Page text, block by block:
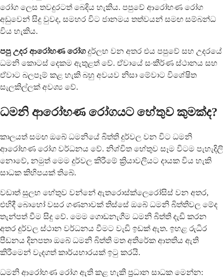
රෝග ලෙස තවදුරටත් බෙදිය හැකිය. පපුවේ ආරෝහණ රෝග
අඩුවෙන් සිදු වුවද, සමහර විට ජානමය තත්වයන් සමඟ සම්බන්ධ
විය හැකිය.
පපු උදර ආරෝහණ රෝගදුර්ලභ වන අතර එය පපුවේ සහ උදරයේ
ධමනි කොටස් දෙකම ඇතුළත් වේ. ඒවායේ සංකීර්ණ ස්ථානය සහ
ඒවාට බලපෑම් කළ හැකි බහු අවයව නිසා මේවාට විශේෂිත
සැලකිල්ලක් අවශ්‍ය වේ.
ධමනි ආරෝහණ රෝගයට හේතුව කුමක්ද?
කාලයත් සමඟ ඔබේ ධමනියේ බිත්ති දුර්වල වන විට ධමනි
ආරෝහණ රෝග වර්ධනය වේ. නිශ්චිත හේතුව සෑම විටම පැහැදිලි
නොවේ, නමුත් මෙම දුර්වල කිරීමේ ක්‍රියාවලියට දායක විය හැකි
සාධක කිහිපයක් තිබේ.
වඩාත් සුලභ හේතුව වන්නේ ඇතරොස්ක්ලෙරෝසිස් වන අතර,
එහිදී බොහෝ වසර ගණනාවක් තිස්සේ ඔබේ ධමනි බිත්තිවල මේද
තැන්පත් වීම සිදු වේ. මෙම ගොඩනැගීම ධමනි බිත්ති දැඩි කරන
අතර දුර්වල ස්ථාන වර්ධනය වීමට වැඩි ඉඩක් ඇත. ඉහළ රුධිර
පීඩනය දිනපතා ඔබේ ධමනි බිත්ති මත අතිරේක ආතතිය ඇති
කිරීමෙන් වැදගත් කාර්යභාරයක් ඉටු කරයි.
ධමනි ආරෝහණ රෝග ඇති කළ හැකි ප්‍රධාන සාධක මෙන්න: